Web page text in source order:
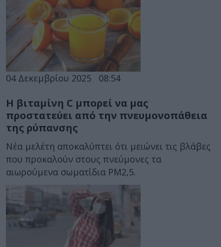
04 Δεκεμβρίου 2025 08:54
Η βιταμίνη C μπορεί να μας
προστατεύει από την πνευμονοπάθεια
της ρύπανσης
Νέα μελέτη αποκαλύπτει ότι μειώνει τις βλάβες
που προκαλούν στους πνεύμονες τα
αιωρούμενα σωματίδια ΡΜ2,5.